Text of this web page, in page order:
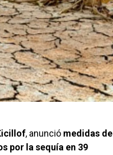
, anunció medidas de
por la sequía en 39